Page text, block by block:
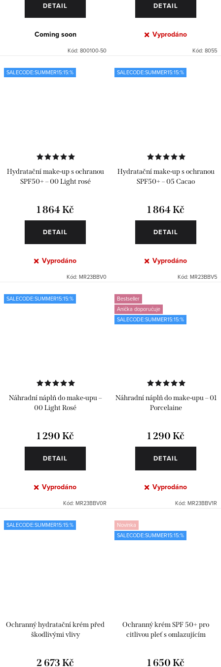
DETAIL
Coming soon
Kód: 800100-50
DETAIL
Vyprodáno
Kód: 8055
SALECODE:SUMMER15:15:%
Hydratační make-up s ochranou
SPF50+ – 00 Light rosé
1 864 Kč
DETAIL
Vyprodáno
Kód: MR23BBV0
SALECODE:SUMMER15:15:%
Hydratační make-up s ochranou
SPF50+ – 05 Cacao
1 864 Kč
DETAIL
Vyprodáno
Kód: MR23BBV5
SALECODE:SUMMER15:15:%
Náhradní náplň do make-upu –
00 Light Rosé
1 290 Kč
DETAIL
Vyprodáno
Kód: MR23BBV0R
Bestseller
Anička doporučuje
SALECODE:SUMMER15:15:%
Náhradní náplň do make-upu – 01
Porcelaine
1 290 Kč
DETAIL
Vyprodáno
Kód: MR23BBV1R
SALECODE:SUMMER15:15:%
Ochranný hydratační krém před
škodlivými vlivy
2 673 Kč
Novinka
SALECODE:SUMMER15:15:%
Ochranný krém SPF 50+ pro
citlivou pleť s omlazujícím
1 650 Kč